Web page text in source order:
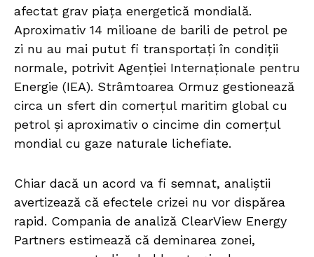
afectat grav piața energetică mondială.
Aproximativ 14 milioane de barili de petrol pe
zi nu au mai putut fi transportați în condiții
normale, potrivit Agenției Internaționale pentru
Energie (IEA). Strâmtoarea Ormuz gestionează
circa un sfert din comerțul maritim global cu
petrol și aproximativ o cincime din comerțul
mondial cu gaze naturale lichefiate.
Chiar dacă un acord va fi semnat, analiștii
avertizează că efectele crizei nu vor dispărea
rapid. Compania de analiză ClearView Energy
Partners estimează că deminarea zonei,